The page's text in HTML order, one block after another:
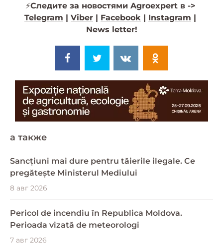
⚡️Следите за новостями Agroexpert в ->
Telegram | Viber | Facebook | Instagram |
News letter!
a также
Sancțiuni mai dure pentru tăierile ilegale. Ce
pregătește Ministerul Mediului
8 авг 2026
Pericol de incendiu în Republica Moldova.
Perioada vizată de meteorologi
7 авг 2026